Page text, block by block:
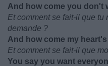
And how come you don't
Et comment se fait-il que tu
demande ?
And how come my
Et comment se fait-il que
You say you want